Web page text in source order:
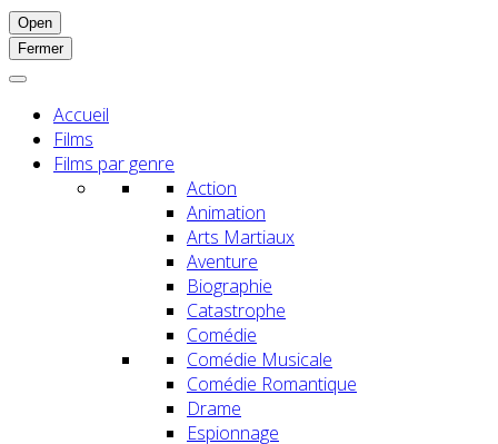
Open
Fermer
Accueil
Films
Films par genre
Action
Animation
Arts Martiaux
Aventure
Biographie
Catastrophe
Comédie
Comédie Musicale
Comédie Romantique
Drame
Espionnage